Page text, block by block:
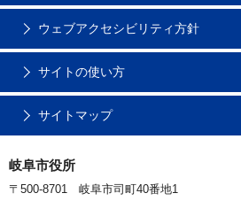
ウェブアクセシビリティ方針
サイトの使い方
サイトマップ
岐阜市役所
〒500-8701 岐阜市司町40番地1